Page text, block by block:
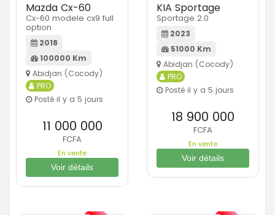
Mazda Cx-60
Cx-60 modele cx9 full
option
2018
100000 Km
Abidjan (Cocody)
PRO
Posté il y a 5 jours
11 000 000
FCFA
En vente
Voir détails
KIA Sportage
Sportage 2.0
2023
51000 Km
Abidjan (Cocody)
PRO
Posté il y a 5 jours
18 900 000
FCFA
En vente
Voir détails